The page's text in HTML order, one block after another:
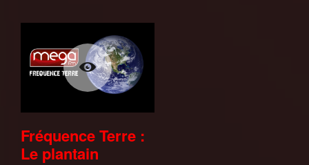
Fréquence Terre :
Le plantain